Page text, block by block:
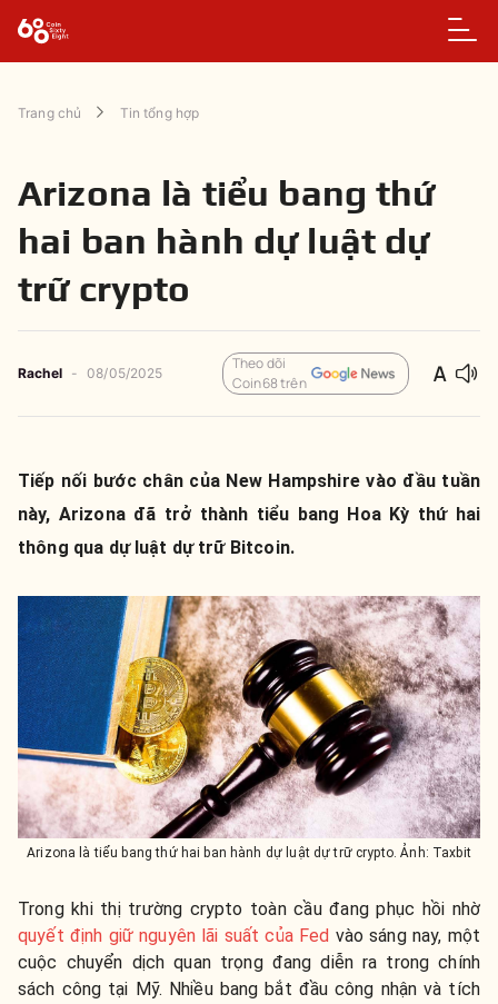
Trang chủ Tin tổng hợp
Arizona là tiểu bang thứ
hai ban hành dự luật dự
trữ crypto
Rachel - 08/05/2025
Theo dõi
Coin68 trên
Tiếp nối bước chân của New Hampshire vào đầu tuần
này, Arizona đã trở thành tiểu bang Hoa Kỳ thứ hai
thông qua dự luật dự trữ Bitcoin.
Arizona là tiểu bang thứ hai ban hành dự luật dự trữ crypto. Ảnh: Taxbit
Trong khi thị trường crypto toàn cầu đang phục hồi nhờ
quyết định giữ nguyên lãi suất của Fed vào sáng nay, một
cuộc chuyển dịch quan trọng đang diễn ra trong chính
sách công tại Mỹ. Nhiều bang bắt đầu công nhận và tích